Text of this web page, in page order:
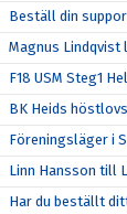
Beställ din
Magnus
F18 USM Steg1
BK Heids
Föreningsläger i
Linn Hansson till
Har du beställt